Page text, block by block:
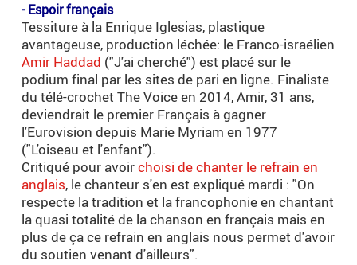
- Espoir français
Tessiture à la Enrique Iglesias, plastique
avantageuse, production léchée: le Franco-israélien
Amir Haddad ("J'ai cherché") est placé sur le
podium final par les sites de pari en ligne. Finaliste
du télé-crochet The Voice en 2014, Amir, 31 ans,
deviendrait le premier Français à gagner
l'Eurovision depuis Marie Myriam en 1977
("L'oiseau et l'enfant").
Critiqué pour avoirchoisi de chanter le refrain en
anglais, le chanteur s'en est expliqué mardi : "On
respecte la tradition et la francophonie en chantant
la quasi totalité de la chanson en français mais en
plus de ça ce refrain en anglais nous permet d'avoir
du soutien venant d'ailleurs".